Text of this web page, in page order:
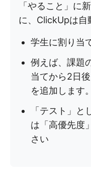
「やること」に
に、ClickUpは自
学生に割り当
例えば、課題
当てから2日
を追加します。
「テスト」
は「高優先度
さい